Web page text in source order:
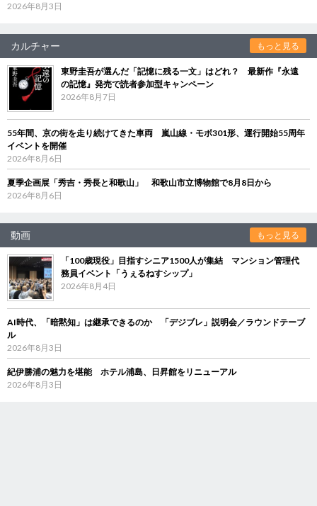
2026年8月3日
カルチャー もっと見る
東野圭吾が選んだ「記憶に残る一文」はどれ？ 最新作『永遠
の記憶』発売で読者参加型キャンペーン
2026年8月7日
55年間、京の街を走り続けてきた車両 嵐山線・モボ301形、運行開始55周年
イベントを開催
2026年8月6日
夏季企画展「秀吉・秀長と和歌山」 和歌山市立博物館で8月8日から
2026年8月6日
動画 もっと見る
「100歳現役」目指すシニア1500人が集結 マンション管理代
務員イベント「うぇるねすシップ」
2026年8月4日
AI時代、「暗黙知」は継承できるのか 「デジブレ」説明会／ラウンドテーブ
ル
2026年8月3日
紀伊勝浦の魅力を堪能 ホテル浦島、日昇館をリニューアル
2026年8月3日